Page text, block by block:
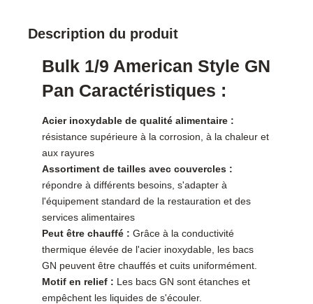
Description du produit
Bulk 1/9 American Style GN
Pan Caractéristiques :
Acier inoxydable de qualité alimentaire :
résistance supérieure à la corrosion, à la chaleur et
aux rayures
Assortiment de tailles avec couvercles :
répondre à différents besoins, s'adapter à
l'équipement standard de la restauration et des
services alimentaires
Peut être chauffé :Grâce à la conductivité
thermique élevée de l'acier inoxydable, les bacs
GN peuvent être chauffés et cuits uniformément.
Motif en relief : Les bacs GN sont étanches et
empêchent les liquides de s'écouler.